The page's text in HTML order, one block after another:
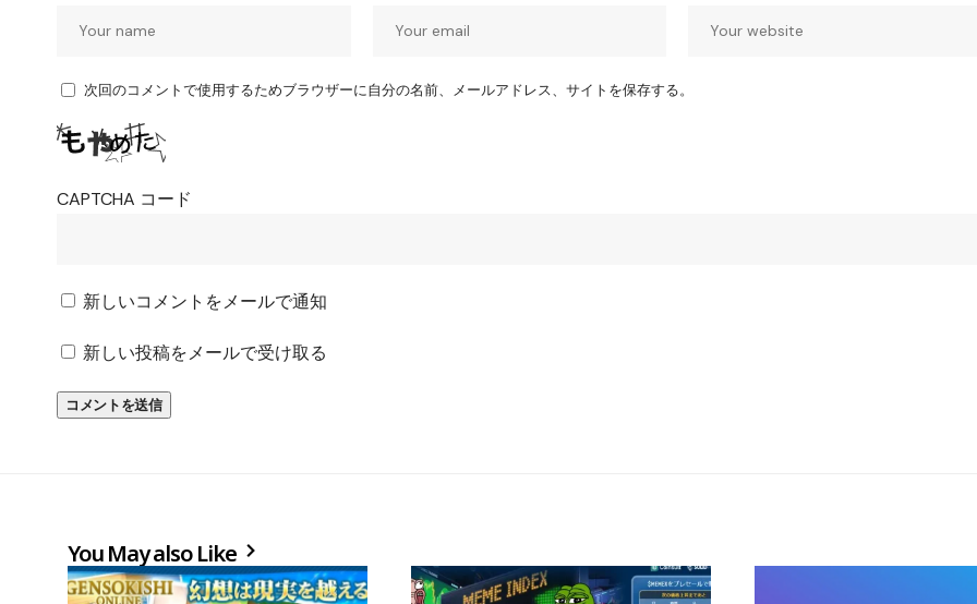
次回のコメントで使用するためブラウザーに自分の名前、メールアドレス、サイトを保存する。
CAPTCHA コード
新しいコメントをメールで通知
新しい投稿をメールで受け取る
You May also Like